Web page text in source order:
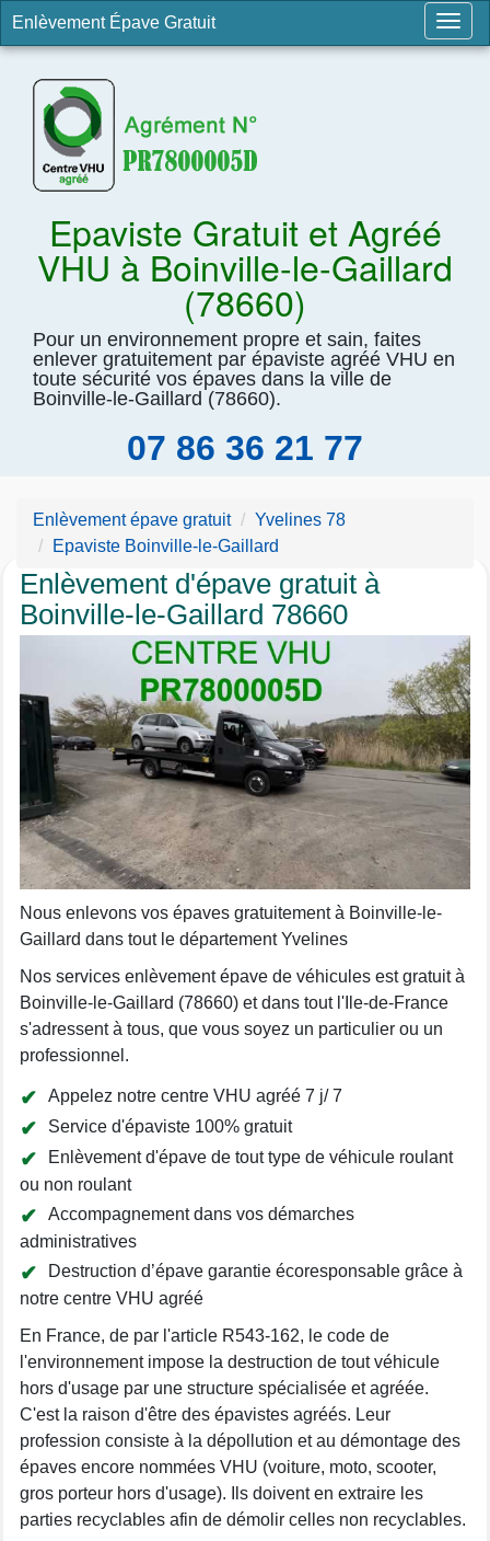
Enlèvement Épave Gratuit
Epaviste Gratuit et Agréé
VHU à Boinville-le-Gaillard
(78660)
Pour un environnement propre et sain, faites
enlever gratuitement par épaviste agréé VHU en
toute sécurité vos épaves dans la ville de
Boinville-le-Gaillard (78660).
07 86 36 21 77
Enlèvement épave gratuit
Yvelines 78
Epaviste Boinville-le-Gaillard
Enlèvement d'épave gratuit à
Boinville-le-Gaillard 78660
Nous enlevons vos épaves gratuitement à Boinville-le-
Gaillard dans tout le département Yvelines
Nos services enlèvement épave de véhicules est gratuit à
Boinville-le-Gaillard (78660) et dans tout l'Ile-de-France
s'adressent à tous, que vous soyez un particulier ou un
professionnel.
Appelez notre centre VHU agréé 7 j/ 7
Service d'épaviste 100% gratuit
Enlèvement d'épave de tout type de véhicule roulant
ou non roulant
Accompagnement dans vos démarches
administratives
Destruction d’épave garantie écoresponsable grâce à
notre centre VHU agréé
En France, de par l'article R543-162, le code de
l'environnement impose la destruction de tout véhicule
hors d'usage par une structure spécialisée et agréée.
C'est la raison d'être des épavistes agréés. Leur
profession consiste à la dépollution et au démontage des
épaves encore nommées VHU (voiture, moto, scooter,
gros porteur hors d'usage). Ils doivent en extraire les
parties recyclables afin de démolir celles non recyclables.